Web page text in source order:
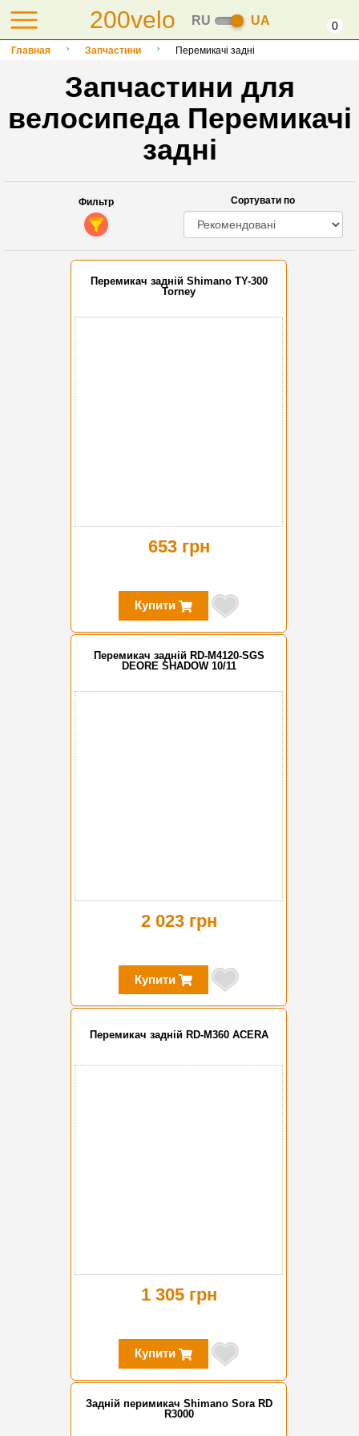
200velo RU UA 0
Главная Запчастини Перемикачі задні
Запчастини для
велосипеда Перемикачі
задні
Фильтр Сортувати по
Перемикач задній Shimano TY-300
Torney
653 грн
Купити
Перемикач задній RD-M4120-SGS
DEORE SHADOW 10/11
2 023 грн
Купити
Перемикач задній RD-M360 ACERA
1 305 грн
Купити
Задній перимикач Shimano Sora RD
R3000